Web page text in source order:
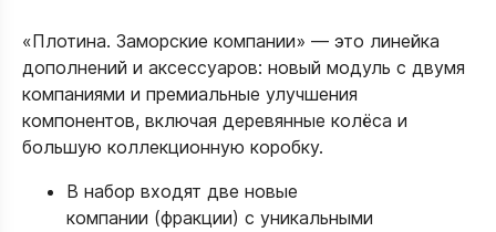
«Плотина. Заморские компании» — это линейка
дополнений и аксессуаров: новый модуль с двумя
компаниями и премиальные улучшения
компонентов, включая деревянные колёса и
большую коллекционную коробку.
В набор входят две новые
компании (фракции) с уникальными